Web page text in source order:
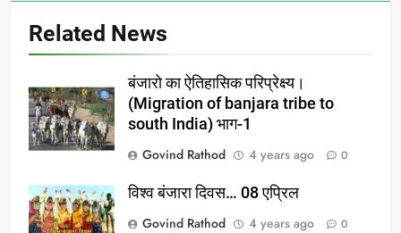
Related News
बंजारो का ऐतिहासिक परिप्रेक्ष्य।
(Migration of banjara tribe to
south India) भाग-1
Govind Rathod
4 years ago 0
विश्व बंजारा दिवस… 08 एप्रिल
Govind Rathod
4 years ago 0